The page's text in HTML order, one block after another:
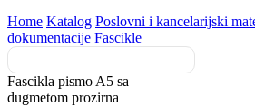
Home Katalog Poslovni i kancelarijski
dokumentacije Fascikle
Fascikla pismo A5 sa
dugmetom prozirna